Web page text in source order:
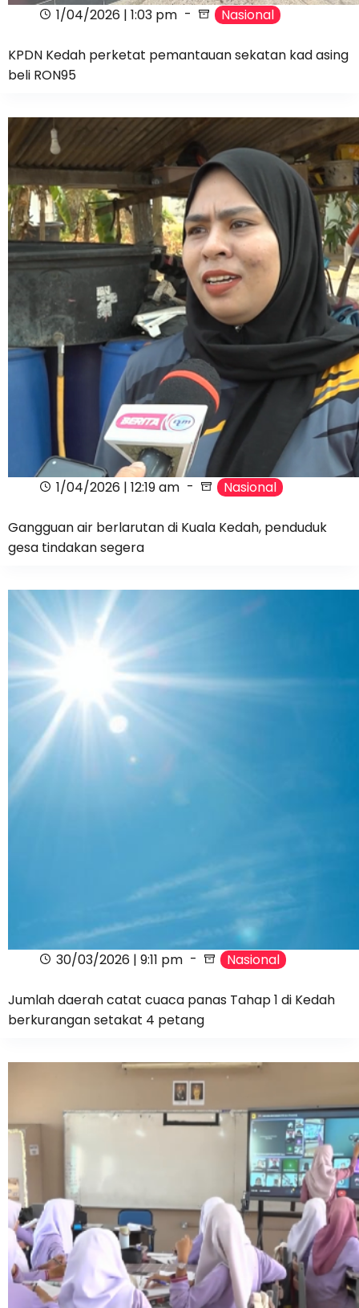
1/04/2026 | 1:03 pm Nasional
KPDN Kedah perketat pemantauan sekatan kad asing
beli RON95
1/04/2026 | 12:19 am Nasional
Gangguan air berlarutan di Kuala Kedah, penduduk
gesa tindakan segera
30/03/2026 | 9:11 pm Nasional
Jumlah daerah catat cuaca panas Tahap 1 di Kedah
berkurangan setakat 4 petang